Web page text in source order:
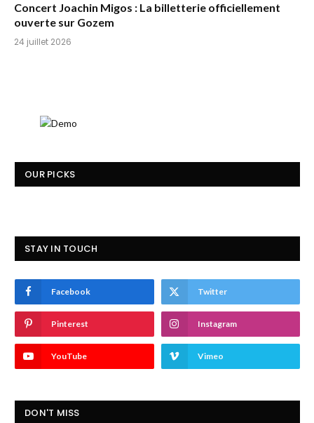
Concert Joachin Migos : La billetterie officiellement
ouverte sur Gozem
24 juillet 2026
OUR PICKS
STAY IN TOUCH
Facebook Twitter
Pinterest Instagram
YouTube Vimeo
DON'T MISS